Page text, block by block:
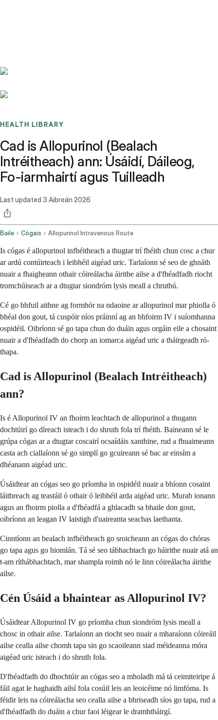
HEALTH LIBRARY
Cad is Allopurinol (Bealach
Intréitheach) ann: Úsáidí, Dáileog,
Fo-iarmhairtí agus Tuilleadh
Last updated 3 Aibreán 2026
Baile Cógais Allopurinol Intravenous Route
Is cógas é allopurinol infhéitheach a thugtar trí fhéith chun cosc a chur
ar ardú contúirteach i leibhéil aigéad uric. Tarlaíonn sé seo de ghnáth
nuair a fhaigheann othair cóireálacha áirithe ailse a d'fhéadfadh riocht
tromchúiseach ar a dtugtar siondróm lysis meall a chruthú.
Cé go bhfuil aithne ag formhór na ndaoine ar allopurinol mar phiolla ó
bhéal don gout, tá cuspóir níos práinní ag an bhfoirm IV i suíomhanna
ospidéil. Oibríonn sé go tapa chun do duáin agus orgáin eile a chosaint
nuair a d'fhéadfadh do chorp an iomarca aigéad uric a tháirgeadh ró-
thapa.
Cad is Allopurinol (Bealach Intréitheach)
ann?
Is é Allopurinol IV an fhoirm leachtach de allopurinol a thugann
dochtúirí go díreach isteach i do shruth fola trí fhéith. Baineann sé le
grúpa cógas ar a dtugtar coscairí ocsaídáis xanthine, rud a fhuaimeann
casta ach ciallaíonn sé go simplí go gcuireann sé bac ar einsím a
dhéanann aigéad uric.
Úsáidtear an cógas seo go príomha in ospidéil nuair a bhíonn cosaint
láithreach ag teastáil ó othair ó leibhéil arda aigéad uric. Murab ionann
agus an fhoirm piolla a d'fhéadfá a ghlacadh sa bhaile don gout,
oibríonn an leagan IV laistigh d'uaireanta seachas laethanta.
Cinntíonn an bealach infhéitheach go sroicheann an cógas do chóras
go tapa agus go hiomlán. Tá sé seo tábhachtach go háirithe nuair atá an
t-am ríthábhachtach, mar shampla roimh nó le linn cóireálacha áirithe
ailse.
Cén Úsáid a bhaintear as Allopurinol IV?
Úsáidtear Allopurinol IV go príomha chun siondróm lysis meall a
chosc in othair ailse. Tarlaíonn an riocht seo nuair a mharaíonn cóireáil
ailse cealla ailse chomh tapa sin go scaoileann siad méideanna móra
aigéad uric isteach i do shruth fola.
D'fhéadfadh do dhochtúir an cógas seo a mholadh má tá ceimiteiripe á
fáil agat le haghaidh ailsí fola cosúil leis an leoicéime nó limfóma. Is
féidir leis na cóireálacha seo cealla ailse a bhriseadh síos go tapa, rud a
d'fhéadfadh do duáin a chur faoi léigear le dramhtháirgí.